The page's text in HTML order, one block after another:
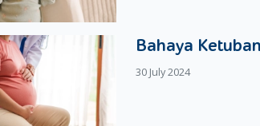
Bahaya
30 July 2024